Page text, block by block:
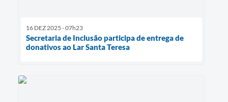
16 DEZ 2025 - 07h23
Secretaria de Inclusão participa de entrega de
donativos ao Lar Santa Teresa